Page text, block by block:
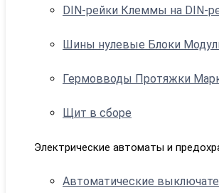
DIN-рейки Клеммы на DIN-
Шины нулевые Блоки
Гермовводы Протяжки
Щит в сборе
Электрические автоматы и
Автоматические